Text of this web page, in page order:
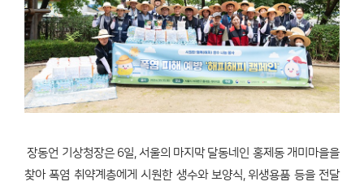
장동언 기상청장은 6일, 서울의 마지막 달동네인 홍제동 개미마을을
찾아 폭염 취약계층에게 시원한 생수와 보양식, 위생용품 등을 전달